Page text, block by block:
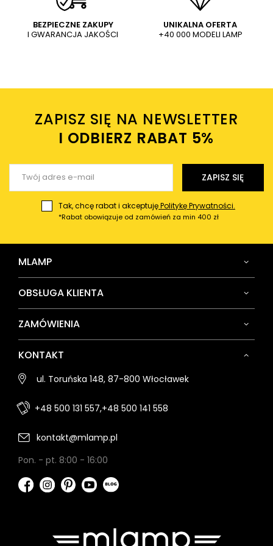
Dodaj własne zdjęcie produktu:
Twoje imię
Twój email
BEZPIECZNE ZAKUPY
I GWARANCJA JAKOŚCI
UNIKALNA OFERTA
+40 000 MODELI LAMP
ZAPISZ SIĘ NA NEWSLETTER
I ODBIERZ RABAT 5%ㅤ
ZAPISZ SIĘ
Tak, chcę rabat i akceptujęPolitykę Prywatności.
*Rabat obowiązuje od zamówień za min 400 zł
MLAMP
OBSŁUGA KLIENTA
ZAMÓWIENIA
KONTAKT
ul. Toruńska 148, 87-800 Włocławek
+48 500 131 557,+48 500 141 558
kontakt@mlamp.pl
Pon. - pt. 8:00 - 16:00